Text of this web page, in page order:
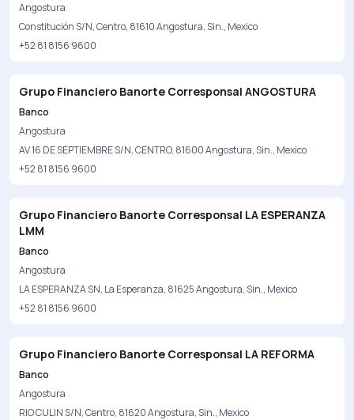
Angostura
Constitución S/N, Centro, 81610 Angostura, Sin., Mexico
+52 81 8156 9600
Grupo Financiero Banorte Corresponsal ANGOSTURA
Banco
Angostura
AV 16 DE SEPTIEMBRE S/N, CENTRO, 81600 Angostura, Sin., Mexico
+52 81 8156 9600
Grupo Financiero Banorte Corresponsal LA ESPERANZA
LMM
Banco
Angostura
LA ESPERANZA SN, La Esperanza, 81625 Angostura, Sin., Mexico
+52 81 8156 9600
Grupo Financiero Banorte Corresponsal LA REFORMA
Banco
Angostura
RIO CULIN S/N, Centro, 81620 Angostura, Sin., Mexico